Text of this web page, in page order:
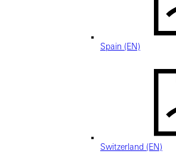
Spain (EN)
Switzerland (EN)